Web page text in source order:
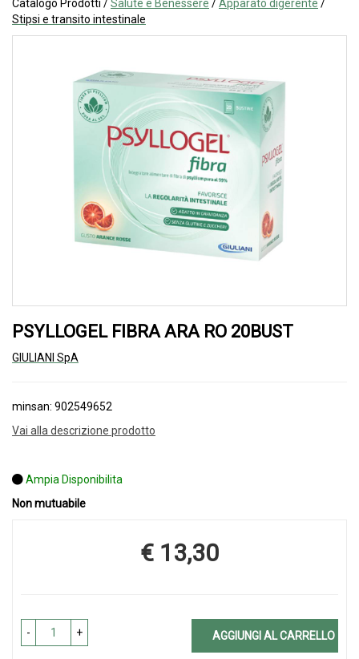
Catalogo Prodotti /Salute e Benessere /Apparato digerente /
Stipsi e transito intestinale
PSYLLOGEL FIBRA ARA RO 20BUST
GIULIANI SpA
minsan: 902549652
Vai alla descrizione prodotto
Ampia Disponibilita
Non mutuabile
Prezzo
€ 13,30
- + AGGIUNGI AL CARRELLO